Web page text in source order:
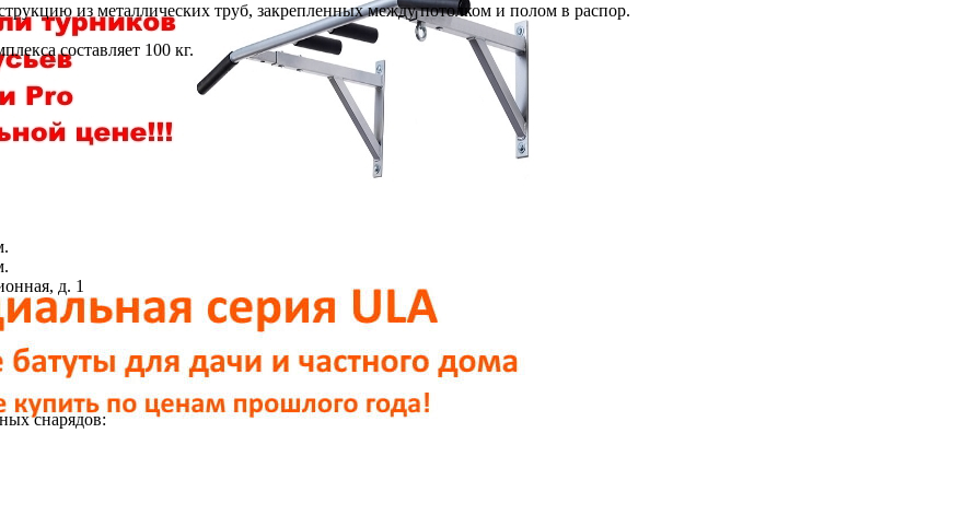
из металлических труб, закрепленных между потолком и полом в распор.
составляет 100 кг.
д. 1
снарядов: